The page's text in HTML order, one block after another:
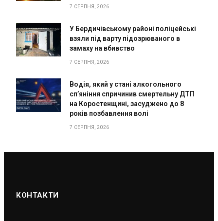
7 СЕРПНЯ, 2026
У Бердичівському районі поліцейські
взяли під варту підозрюваного в
замаху на вбивство
7 СЕРПНЯ, 2026
Водія, який у стані алкогольного
сп’яніння спричинив смертельну ДТП
на Коростенщині, засуджено до 8
років позбавлення волі
7 СЕРПНЯ, 2026
КОНТАКТИ